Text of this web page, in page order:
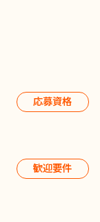
応募資格
歓迎要件